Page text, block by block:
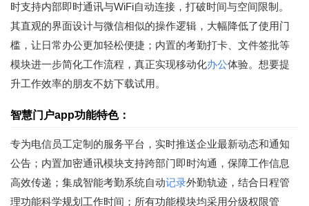
时支持内部即时通讯与WiFi自动连接，打破时间与空间限制。
其直观的界面设计与微信相似的操作逻辑，大幅降低了使用门
槛，让日常办公更加轻松便捷；内置的考勤打卡、文件签批等
模块进一步简化工作流程，真正实现移动化办公体验。想要提
升工作效率的朋友不妨下载试用。
智慧门户app功能特色：
专为电信员工定制的服务平台，实时推送企业最新动态和通知
公告；内置加密通讯模块支持跨部门即时沟通，保障工作信息
高效传递；集成智能考勤系统自动记录外勤轨迹，结合日程管
理功能科学规划工作时间；所有功能模块均采用分级权限管